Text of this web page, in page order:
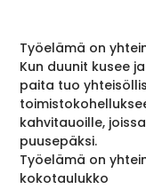
Työelämä on
Kun duunit kusee
paita tuo
kahvitauoille,
puusepäksi.
Työelämä on
kokotaulukko